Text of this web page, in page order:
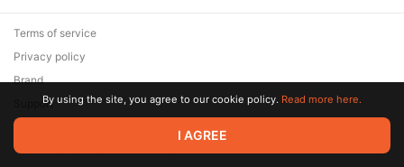
© 2026 Zaya Solutions Limited. All rights reserved. All trademarks
are the property of their respective owners.
Terms of service
Privacy policy
Brand
SupportBy using the site, you agree to our cookie policy. Read more here.
I AGREE